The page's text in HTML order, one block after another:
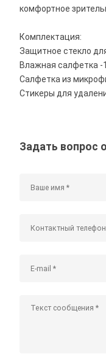
комфортное
Комплектация:
Защитное стекло
Влажная салфетка -
Салфетка из
Стикеры для
Задать вопрос